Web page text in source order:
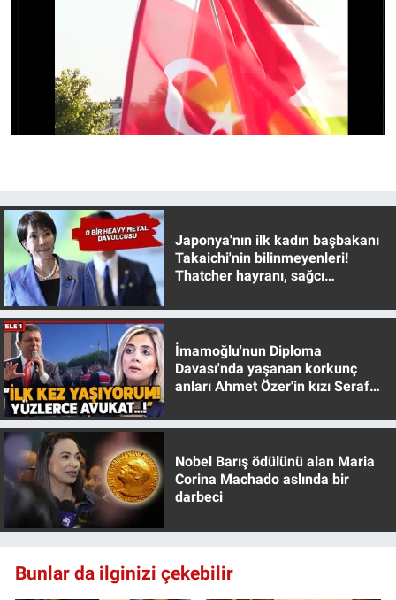
Japonya'nın ilk kadın başbakanı
Takaichi'nin bilinmeyenleri!
Thatcher hayranı, sağcı
İmamoğlu'nun Diploma
Davası'nda yaşanan korkunç
anları Ahmet Özer'in kızı Seraf
Nobel Barış ödülünü alan Maria
Corina Machado aslında bir
darbeci
Bunlar da ilginizi çekebilir